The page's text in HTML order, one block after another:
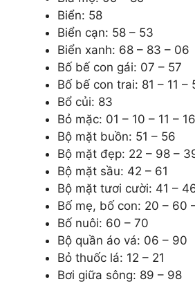
Biển: 58
Biển cạn: 58 – 53
Biển xanh: 68 – 83 – 06
Bố bế con gái: 07 – 57
Bố bế con trai: 81 – 11 –
Bổ củi: 83
Bỏ mặc: 01 – 10 – 11 – 16
Bộ mặt buồn: 51 – 56
Bộ mặt đẹp: 22 – 98 –
Bộ mặt sầu: 42 – 61
Bộ mặt tươi cười: 41 –
Bố mẹ, bố con: 20 – 60
Bố nuôi: 60 – 70
Bộ quần áo vá: 06 – 90
Bỏ thuốc lá: 12 – 21
Bơi giữa sông: 89 – 98